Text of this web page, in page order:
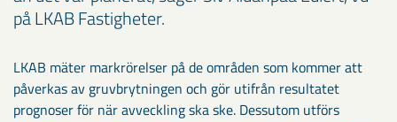
på LKAB Fastigheter.
LKAB mäter markrörelser på de områden som kommer att
påverkas av gruvbrytningen och gör utifrån resultatet
prognoser för när avveckling ska ske. Dessutom utförs